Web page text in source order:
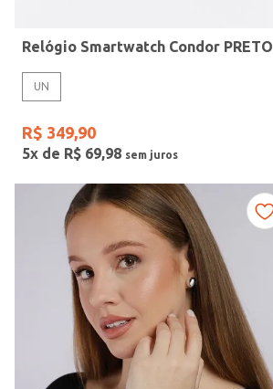
Fitness
Relógio Smartwatch Condor PRETO
UN
R$ 349,90
5x de R$ 69,98